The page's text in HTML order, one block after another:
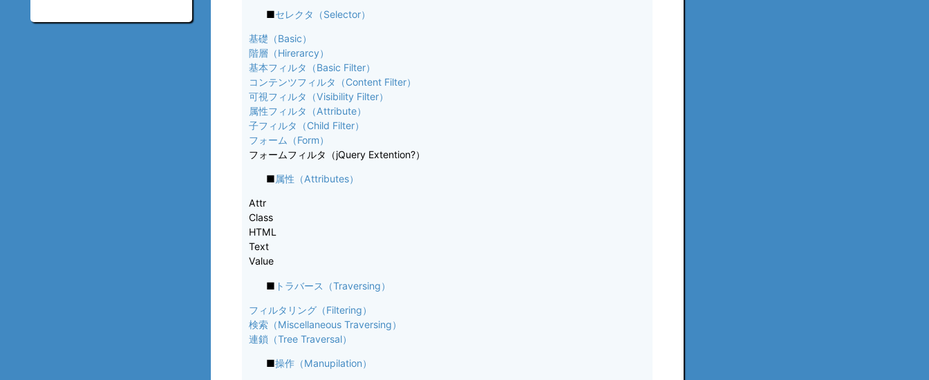
■セレクタ（Selector）
基礎（Basic）
階層（Hirerarcy）
基本フィルタ（Basic Filter）
コンテンツフィルタ（Content Filter）
可視フィルタ（Visibility Filter）
属性フィルタ（Attribute）
子フィルタ（Child Filter）
フォーム（Form）
フォームフィルタ（jQuery Extention?）
■属性（Attributes）
Attr
Class
HTML
Text
Value
■ トラバース（Traversing）
フィルタリング（Filtering）
検索（Miscellaneous Traversing）
連鎖（Tree Traversal）
■操作（Manupilation）